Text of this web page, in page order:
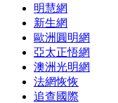
明慧網
新生網
歐洲圓明網
亞太正悟網
澳洲光明網
法網恢恢
追查國際